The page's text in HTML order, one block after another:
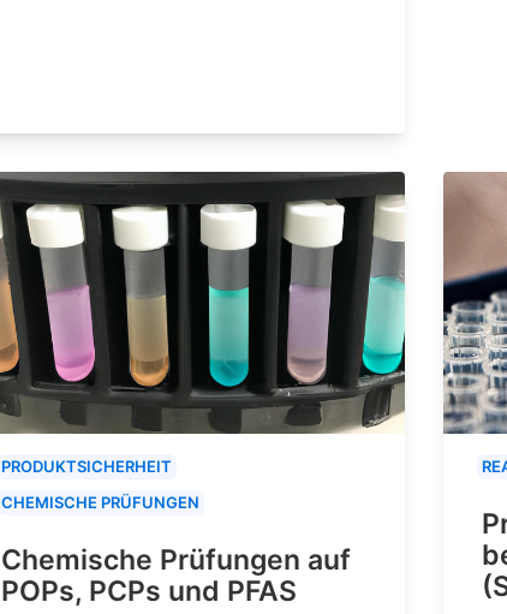
PRODUKTSICHERHEIT
CHEMISCHE PRÜFUNGEN
Chemische Prüfungen auf
POPs, PCPs und PFAS